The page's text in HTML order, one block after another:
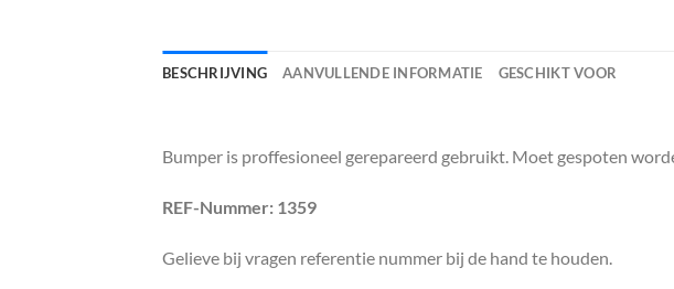
BESCHRIJVING AANVULLENDE INFORMATIE GESCHIKT VOOR
Bumper is proffesioneel gerepareerd gebruikt. Moet gespoten
REF-Nummer: 1359
Gelieve bij vragen referentie nummer bij de hand te houden.